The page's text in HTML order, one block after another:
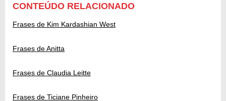
CONTEÚDO RELACIONADO
Frases de Kim Kardashian West
Frases de Anitta
Frases de Claudia Leitte
Frases de Ticiane Pinheiro